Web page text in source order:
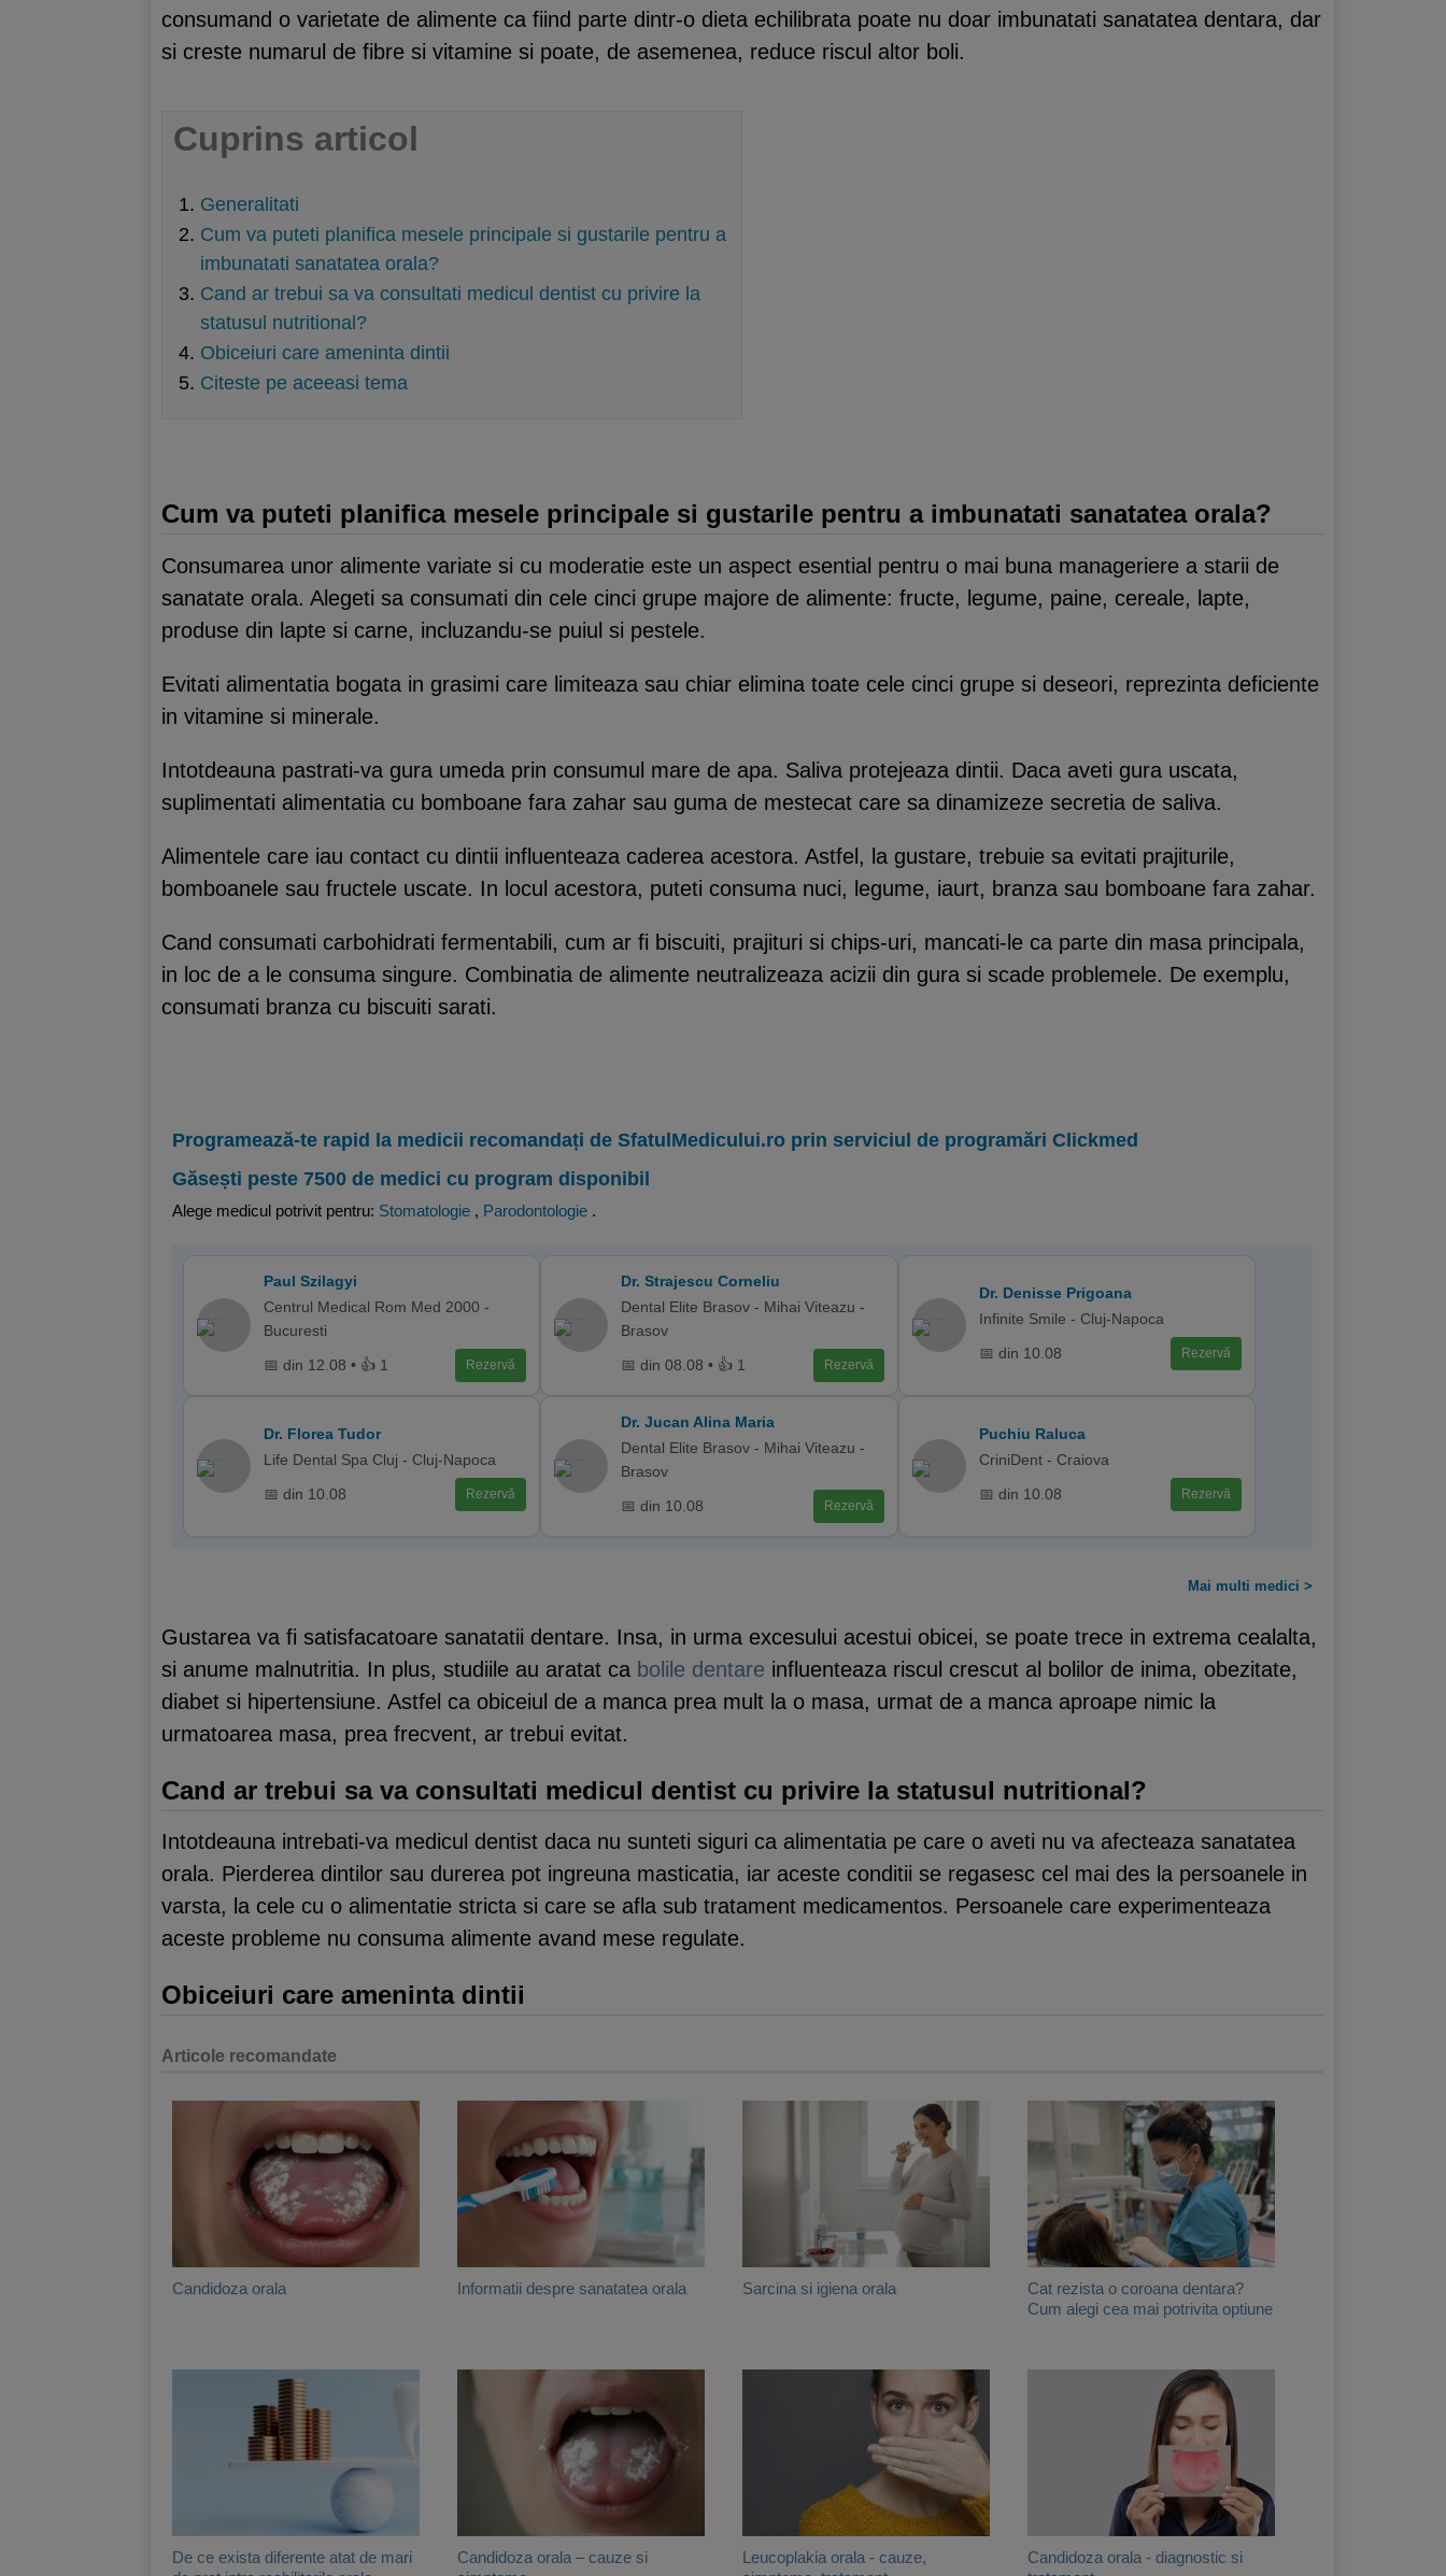
consumand o varietate de alimente ca fiind parte dintr-o dieta echilibrata poate nu doar imbunatati sanatatea dentara, dar
si creste numarul de fibre si vitamine si poate, de asemenea, reduce riscul altor boli.
Cuprins articol
Generalitati
Cum va puteti planifica mesele principale si gustarile pentru a
imbunatati sanatatea orala?
Cand ar trebui sa va consultati medicul dentist cu privire la
statusul nutritional?
Obiceiuri care ameninta dintii
Citeste pe aceeasi tema
Cum va puteti planifica mesele principale si gustarile pentru a imbunatati sanatatea orala?
Consumarea unor alimente variate si cu moderatie este un aspect esential pentru o mai buna manageriere a starii de
sanatate orala. Alegeti sa consumati din cele cinci grupe majore de alimente: fructe, legume, paine, cereale, lapte,
produse din lapte si carne, incluzandu-se puiul si pestele.
Evitati alimentatia bogata in grasimi care limiteaza sau chiar elimina toate cele cinci grupe si deseori, reprezinta deficiente
in vitamine si minerale.
Intotdeauna pastrati-va gura umeda prin consumul mare de apa. Saliva protejeaza dintii. Daca aveti gura uscata,
suplimentati alimentatia cu bomboane fara zahar sau guma de mestecat care sa dinamizeze secretia de saliva.
Alimentele care iau contact cu dintii influenteaza caderea acestora. Astfel, la gustare, trebuie sa evitati prajiturile,
bomboanele sau fructele uscate. In locul acestora, puteti consuma nuci, legume, iaurt, branza sau bomboane fara zahar.
Cand consumati carbohidrati fermentabili, cum ar fi biscuiti, prajituri si chips-uri, mancati-le ca parte din masa principala,
in loc de a le consuma singure. Combinatia de alimente neutralizeaza acizii din gura si scade problemele. De exemplu,
consumati branza cu biscuiti sarati.
Programează-te rapid la medicii recomandați de SfatulMedicului.ro prin serviciul de programări Clickmed
Găsești peste 7500 de medici cu program disponibil
Alege medicul potrivit pentru: Stomatologie , Parodontologie .
Paul Szilagyi
Centrul Medical Rom Med 2000 -
Bucuresti
📅 din 12.08 • 👍 1 Rezervă
Dr. Strajescu Corneliu
Dental Elite Brasov - Mihai Viteazu -
Brasov
📅 din 08.08 • 👍 1 Rezervă
Dr. Denisse Prigoana
Infinite Smile - Cluj-Napoca
📅 din 10.08 Rezervă
Dr. Florea Tudor
Life Dental Spa Cluj - Cluj-Napoca
📅 din 10.08 Rezervă
Dr. Jucan Alina Maria
Dental Elite Brasov - Mihai Viteazu -
Brasov
📅 din 10.08 Rezervă
Puchiu Raluca
CriniDent - Craiova
📅 din 10.08 Rezervă
Mai multi medici >
Gustarea va fi satisfacatoare sanatatii dentare. Insa, in urma excesului acestui obicei, se poate trece in extrema cealalta,
si anume malnutritia. In plus, studiile au aratat ca bolile dentare influenteaza riscul crescut al bolilor de inima, obezitate,
diabet si hipertensiune. Astfel ca obiceiul de a manca prea mult la o masa, urmat de a manca aproape nimic la
urmatoarea masa, prea frecvent, ar trebui evitat.
Cand ar trebui sa va consultati medicul dentist cu privire la statusul nutritional?
Intotdeauna intrebati-va medicul dentist daca nu sunteti siguri ca alimentatia pe care o aveti nu va afecteaza sanatatea
orala. Pierderea dintilor sau durerea pot ingreuna masticatia, iar aceste conditii se regasesc cel mai des la persoanele in
varsta, la cele cu o alimentatie stricta si care se afla sub tratament medicamentos. Persoanele care experimenteaza
aceste probleme nu consuma alimente avand mese regulate.
Obiceiuri care ameninta dintii
Articole recomandate
Candidoza orala Informatii despre sanatatea orala Sarcina si igiena orala
Cat rezista o coroana dentara?
Cum alegi cea mai potrivita optiune
De ce exista diferente atat de mari
Candidoza orala – cauze si
Leucoplakia orala - cauze,
Candidoza orala - diagnostic si